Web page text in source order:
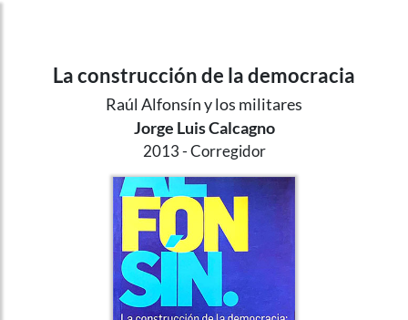
La construcción de la democracia
Raúl Alfonsín y los militares
Jorge Luis Calcagno
2013 Corregidor